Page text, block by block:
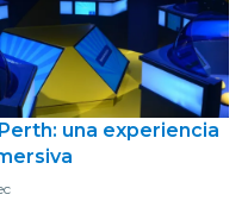
una experiencia